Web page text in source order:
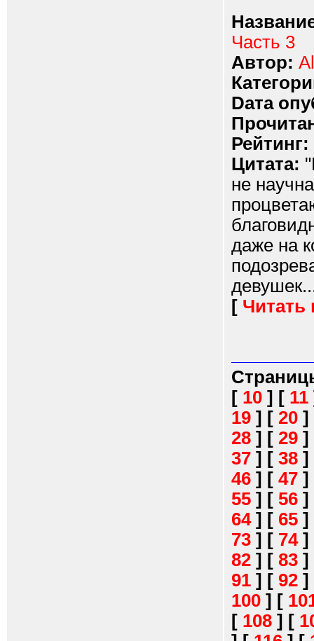
Часть 3
Автор:
Dата
Рейтинг:
Цитата:
не
даже на
[ Читать
[ 10 ] [ 11
19 ] [ 20 ]
28 ] [ 29 ]
37 ] [ 38 ]
46 ] [ 47 ]
55 ] [ 56 ]
64] [ 65 ]
73 ] [ 74]
82 ] [ 83 ]
91 ] [ 92 ]
100 ] [
[ 108 ] [